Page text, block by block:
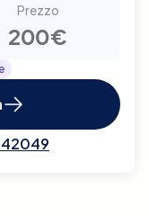
Prezzo
200€